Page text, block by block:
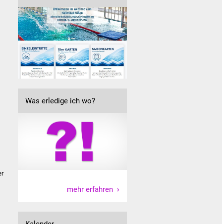
Was erledige ich wo?
mehr erfahren